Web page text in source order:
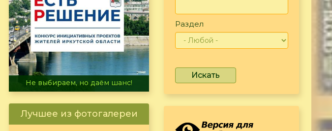
В огне не горит, в воде не тонет
Лучшее из фотогалереи
Раздел
Искать